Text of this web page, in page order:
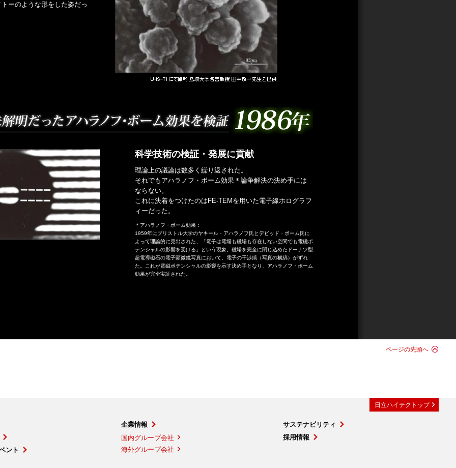
ーのような形をした姿だっ
科学技術の検証・発展に貢献
理論上の議論は数多く繰り返された。
それでもアハラノフ・ボーム効果＊論争解決の決め手には
ならない。
これに決着をつけたのはFE-TEMを用いた電子線ホログラフ
ィーだった。
＊アハラノフ・ボーム効果：
1959年にブリストル大学のヤキール・アハラノフ氏とデビッド・ボーム氏に
よって理論的に見出された、「電子は電場も磁場も存在しない空間でも電磁ポ
テンシャルの影響を受ける」という現象。磁場を完全に閉じ込めたドーナツ型
超電導磁石の電子顕微鏡写真において、電子の干渉縞（写真の横縞）がずれ
た。これが電磁ポテンシャルの影響を示す決め手となり、アハラノフ・ボーム
効果が完全実証された。
ページの先頭へ
日立ハイテクトップ
ント
企業情報
国内グループ会社
海外グループ会社
サステナビリティ
採用情報